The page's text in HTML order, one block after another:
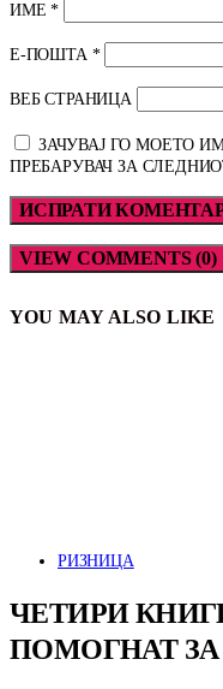
ИМЕ*
Е-ПОШТА *
ВЕБ СТРАНИЦА
ЗАЧУВАЈ ГО МОЕТО
ПРЕБАРУВАЧ ЗА
VIEW COMMENTS (0)
YOU MAY ALSO LIKE
РИЗНИЦА
ЧЕТИРИ
ПОМОГНАТ ЗА